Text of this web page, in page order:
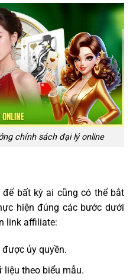
chính sách đại lý online
bất kỳ ai cũng có thể bắt
hiện đúng các bước dưới
link affiliate:
ủy quyền.
liệu theo biểu mẫu.